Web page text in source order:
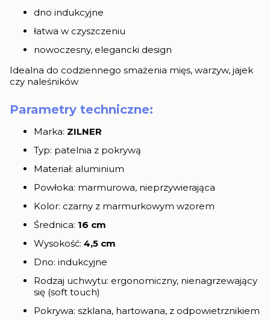
dno indukcyjne
łatwa w czyszczeniu
nowoczesny, elegancki design
Idealna do codziennego smażenia mięs, warzyw, jajek
czy naleśników
Parametry techniczne:
Marka: ZILNER
Typ: patelnia z pokrywą
Materiał: aluminium
Powłoka: marmurowa, nieprzywierająca
Kolor: czarny z marmurkowym wzorem
Średnica: 16 cm
Wysokość: 4,5 cm
Dno: indukcyjne
Rodzaj uchwytu: ergonomiczny, nienagrzewający
się (soft touch)
Pokrywa: szklana, hartowana, z odpowietrznikiem